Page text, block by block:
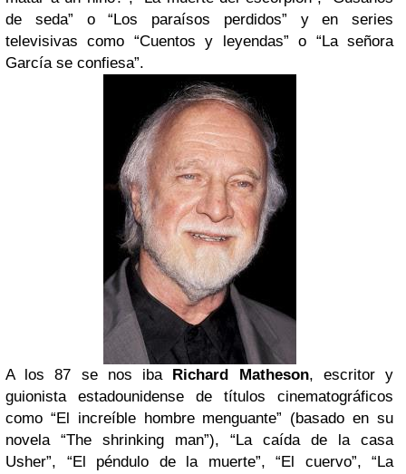
de seda” o “Los paraísos perdidos” y en series
televisivas como “Cuentos y leyendas” o “La señora
García se confiesa”.
A los 87 se nos iba Richard Matheson, escritor y
guionista estadounidense de títulos cinematográficos
como “El increíble hombre menguante” (basado en su
novela “The shrinking man”), “La caída de la casa
Usher”, “El péndulo de la muerte”, “El cuervo”, “La